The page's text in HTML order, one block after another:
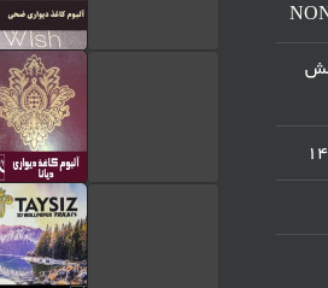
پخش